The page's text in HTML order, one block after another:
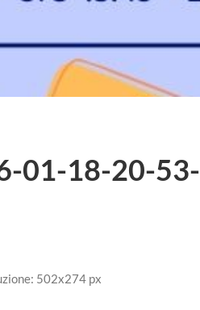
01-18-20-53-
502x274 px